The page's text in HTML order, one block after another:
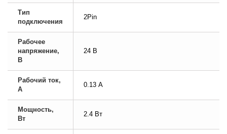
Тип
подключения
2Pin
Рабочее
напряжение,
В
24 В
Рабочий ток,
А
0.13 А
Мощность,
Вт
2.4 Вт